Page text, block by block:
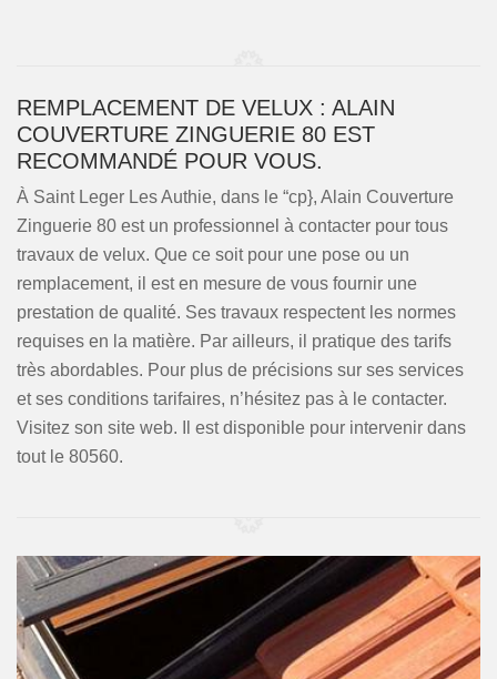
REMPLACEMENT DE VELUX : ALAIN
COUVERTURE ZINGUERIE 80 EST
RECOMMANDÉ POUR VOUS.
À Saint Leger Les Authie, dans le “cp}, Alain Couverture
Zinguerie 80 est un professionnel à contacter pour tous
travaux de velux. Que ce soit pour une pose ou un
remplacement, il est en mesure de vous fournir une
prestation de qualité. Ses travaux respectent les normes
requises en la matière. Par ailleurs, il pratique des tarifs
très abordables. Pour plus de précisions sur ses services
et ses conditions tarifaires, n’hésitez pas à le contacter.
Visitez son site web. Il est disponible pour intervenir dans
tout le 80560.